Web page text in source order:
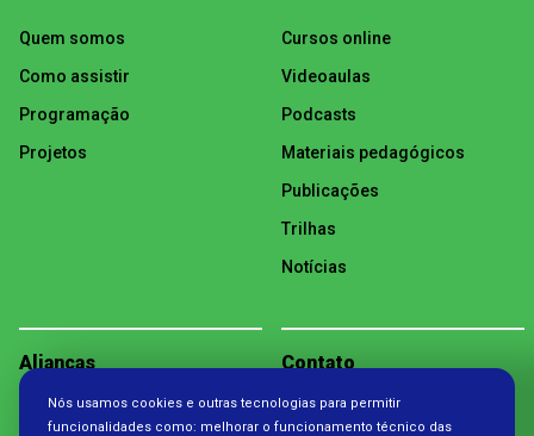
Quem somos
Como assistir
Programação
Projetos
Cursos online
Videoaulas
Podcasts
Materiais pedagógicos
Publicações
Trilhas
Notícias
Alianças Contato
Política de Privacidade
Nós usamos cookies e outras tecnologias para permitir
funcionalidades como: melhorar o funcionamento técnico das